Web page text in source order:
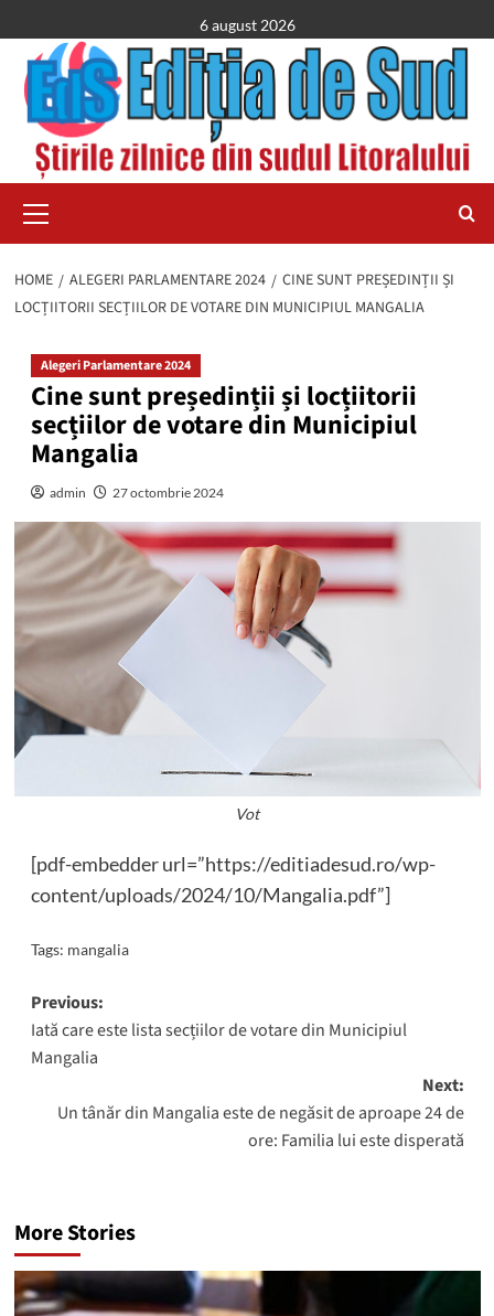
to
content
6 august 2026
Menu
HOME ALEGERI PARLAMENTARE 2024
CINE SUNT PREȘEDINȚII ȘI
LOCȚIITORII SECȚIILOR DE VOTARE DIN MUNICIPIUL MANGALIA
Alegeri Parlamentare 2024
Cine sunt președinții și locțiitorii
secțiilor de votare din Municipiul
Mangalia
admin 27 octombrie 2024
Vot
[pdf-embedder url=”https://editiadesud.ro/wp-
content/uploads/2024/10/Mangalia.pdf”]
Tags: mangalia
Post
navigation
Previous:
Iată care este lista secțiilor de votare din Municipiul
Mangalia
Next:
Un tânăr din Mangalia este de negăsit de aproape 24 de
ore: Familia lui este disperată
More Stories